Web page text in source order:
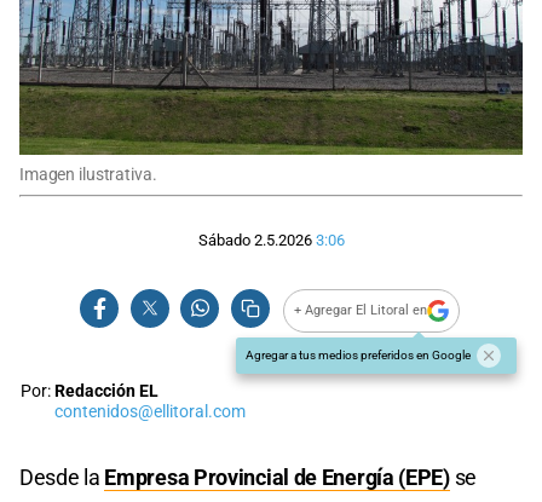
Imagen ilustrativa.
Sábado 2.5.2026 3:06
+ Agregar El Litoral en
Agregar a tus medios preferidos en Google
Por:Redacción EL
contenidos@ellitoral.com
Desde la Empresa Provincial de Energía (EPE)se